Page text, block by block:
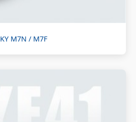
KY M7N / M7F